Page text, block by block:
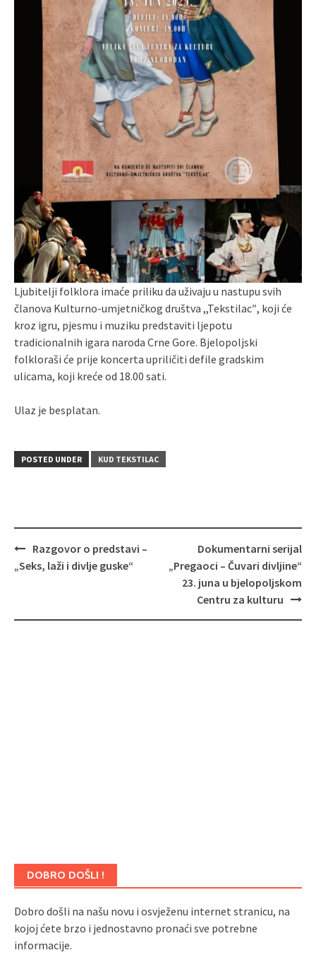
Ljubitelji folklora imaće priliku da uživaju u nastupu svih
članova Kulturno-umjetničkog društva ,,Tekstilac″, koji će
kroz igru, pjesmu i muziku predstaviti ljepotu
tradicionalnih igara naroda Crne Gore. Bjelopoljski
folkloraši će prije koncerta upriličiti defile gradskim
ulicama, koji kreće od 18.00 sati.
Ulaz je besplatan.
POSTED UNDER KUD TEKSTILAC
Post
navigation
Razgovor o predstavi –
„Seks, laži i divlje guske“
Dokumentarni serijal
„Pregaoci – Čuvari divljine“
23. juna u bjelopoljskom
Centru za kulturu
DOBRO DOŠLI !
Dobro došli na našu novu i osvježenu internet stranicu, na
kojoj ćete brzo i jednostavno pronaći sve potrebne
informacije.